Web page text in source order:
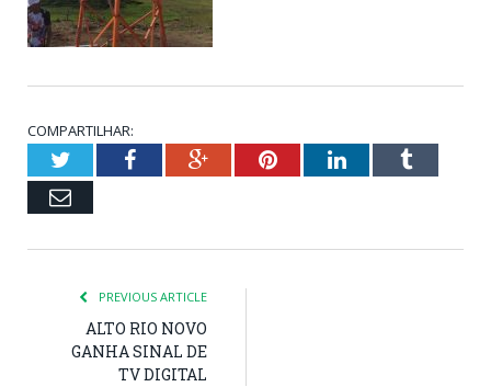
COMPARTILHAR:
TwitterFacebookGoogle+PinterestLinkedInTumblr
Email
PREVIOUS ARTICLE
ALTO RIO NOVO
GANHA SINAL DE
TV DIGITAL